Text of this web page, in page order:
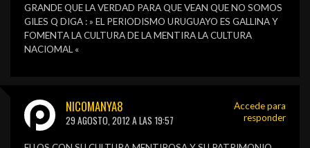
GRANDE QUE LA VERDAD PARA QUE VEAN QUE NO SOMOS
GILES Q DIGA : » EL PERIODISMO URUGUAYO ES GALLINA Y
FOMENTA LA CULTURA DE LA MENTIRA LA CULTURA
NACIOMAL «
NICOMANYA8
29 AGOSTO, 2012 A LAS 19:57
Accede para
responder